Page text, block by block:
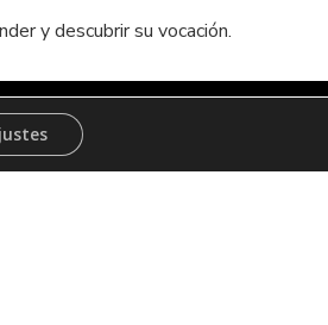
y descubrir su vocación.